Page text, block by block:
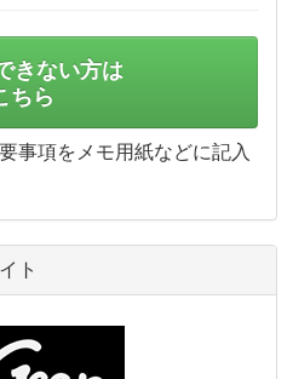
きない方は
ちら
事項をメモ用紙などに記入
ト